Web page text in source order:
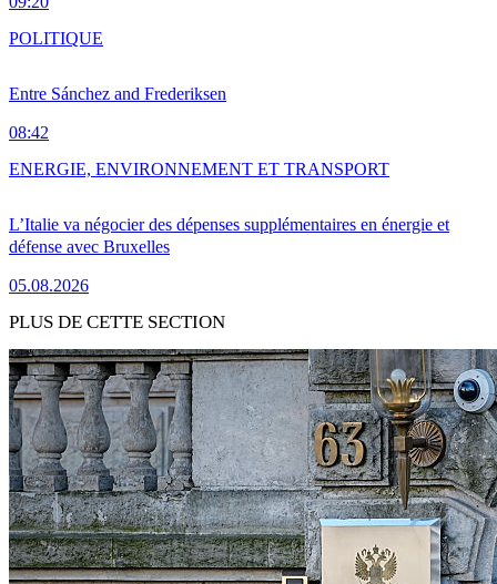
Entre Sánchez and Frederiksen
08:42
POLITIQUE
L’Italie va négocier des dépenses supplémentaires en énergie et
défense avec Bruxelles
05.08.2026
ENERGIE, ENVIRONNEMENT ET TRANSPORT
PLUS DE CETTE SECTION